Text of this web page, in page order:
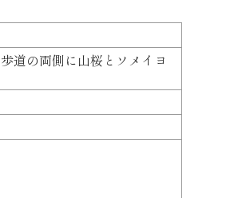
道の両側に山桜とソメイヨ